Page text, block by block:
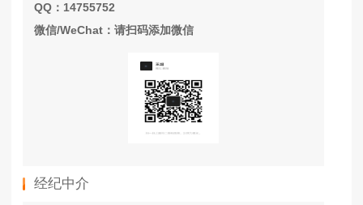
QQ：14755752
微信/WeChat：请扫码添加微信
经纪中介